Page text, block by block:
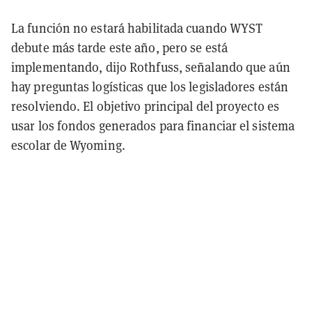
La función no estará habilitada cuando WYST
debute más tarde este año, pero se está
implementando, dijo Rothfuss, señalando que aún
hay preguntas logísticas que los legisladores están
resolviendo. El objetivo principal del proyecto es
usar los fondos generados para financiar el sistema
escolar de Wyoming.